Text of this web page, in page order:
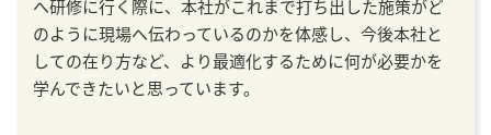
へ研修に行く際に、本社がこれまで打ち出した施策がど
のように現場へ伝わっているのかを体感し、今後本社と
しての在り方など、より最適化するために何が必要かを
学んできたいと思っています。